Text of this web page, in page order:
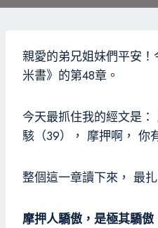
親愛的弟兄姐妹們平安
米書》的第48章。
今天最抓住我的經文是
駭（39）， 摩押啊， 你
整個這一章讀下來， 最
摩押人驕傲，是極其驕